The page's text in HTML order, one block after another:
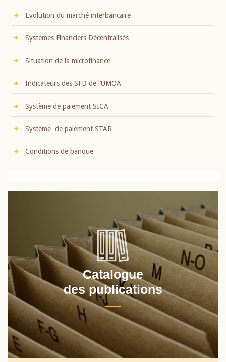
Evolution du marché interbancaire
Systèmes Financiers Décentralisés
Situation de la microfinance
Indicateurs des SFD de l’UMOA
Système de paiement SICA
Système de paiement STAR
Conditions de banque
Catalogue
des publications